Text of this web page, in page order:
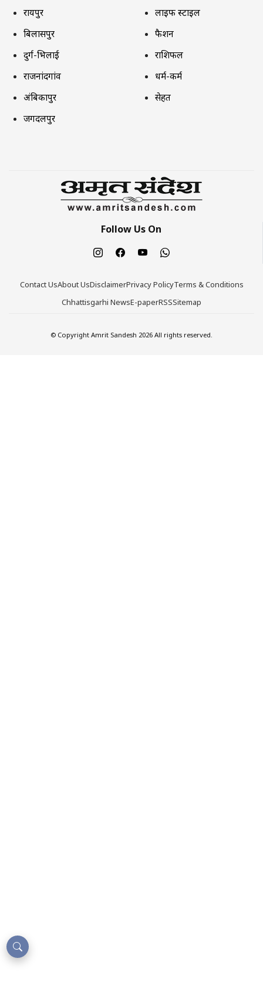
रायपुर
बिलासपुर
दुर्ग-भिलाई
राजनांदगांव
अंबिकापुर
जगदलपुर
लाइफ स्टाइल
फैशन
राशिफल
धर्म-कर्म
सेहत
Follow Us On
Contact UsAbout UsDisclaimerPrivacy PolicyTerms & Conditions
Chhattisgarhi NewsE-paperRSSSitemap
© Copyright Amrit Sandesh 2026 All rights reserved.